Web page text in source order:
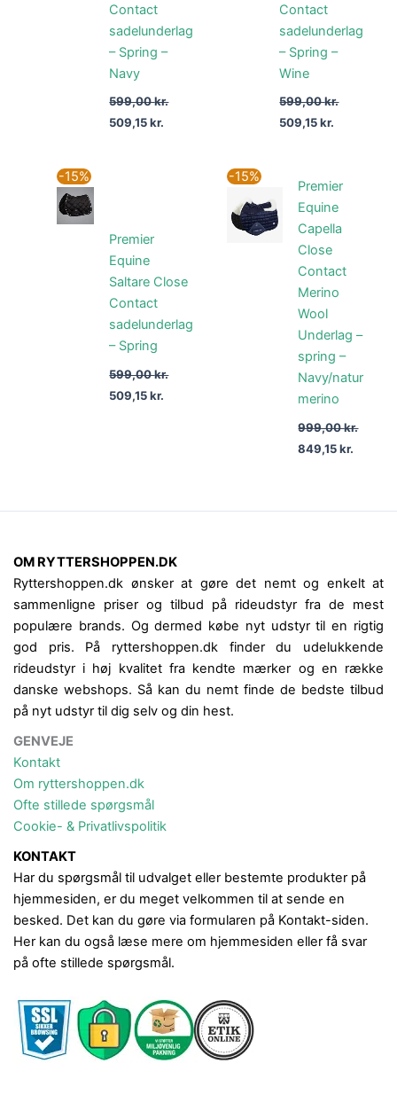
Contact
sadelunderlag
– Spring –
Navy
599,00kr.
509,15kr.
Contact
sadelunderlag
– Spring –
Wine
599,00kr.
509,15kr.
-15%
Premier
Equine
Saltare Close
Contact
sadelunderlag
– Spring
599,00kr.
599,00 kr..
509,15kr.
-15%
Premier
Equine
Capella
Close
Contact
Merino
Wool
Underlag –
spring –
Navy/natur
merino
999,00kr.
oprindelige
pris
var:
999,00 kr..
849,15kr.
OM RYTTERSHOPPEN.DK
Ryttershoppen.dk ønsker at gøre det nemt og enkelt at
sammenligne priser og tilbud på rideudstyr fra de mest
populære brands. Og dermed købe nyt udstyr til en rigtig
god pris. På ryttershoppen.dk finder du udelukkende
rideudstyr i høj kvalitet fra kendte mærker og en række
danske webshops. Så kan du nemt finde de bedste tilbud
på nyt udstyr til dig selv og din hest.
GENVEJE
Kontakt
Om ryttershoppen.dk
Ofte stillede spørgsmål
Cookie- & Privatlivspolitik
KONTAKT
Har du spørgsmål til udvalget eller bestemte produkter på
hjemmesiden, er du meget velkommen til at sende en
besked. Det kan du gøre via formularen på Kontakt-siden.
Her kan du også læse mere om hjemmesiden eller få svar
på ofte stillede spørgsmål.